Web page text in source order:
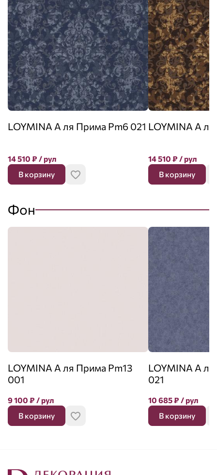
LOYMINA А ля Прима Pm6 021
14 510 ₽ / рул
В корзину
LOYMINA А
14 510 ₽ / рул
В корзину
Фон
LOYMINA А ля Прима Pm13
001
9 100 ₽ / рул
В корзину
LOYMINA А
021
10 685₽ / рул
В корзину